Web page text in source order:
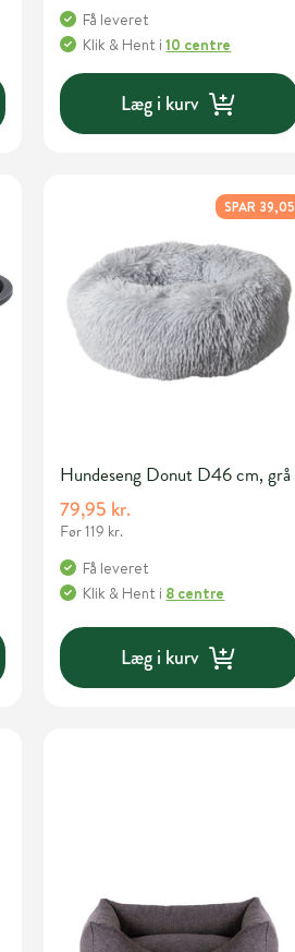
Få leveret
Klik & Hent i10 centre
Læg i kurv
SPAR 39,05
Hundeseng Donut D46 cm, grå
79,95 kr.
Før 119 kr.
Få leveret
Klik & Hent i 8 centre
Læg i kurv